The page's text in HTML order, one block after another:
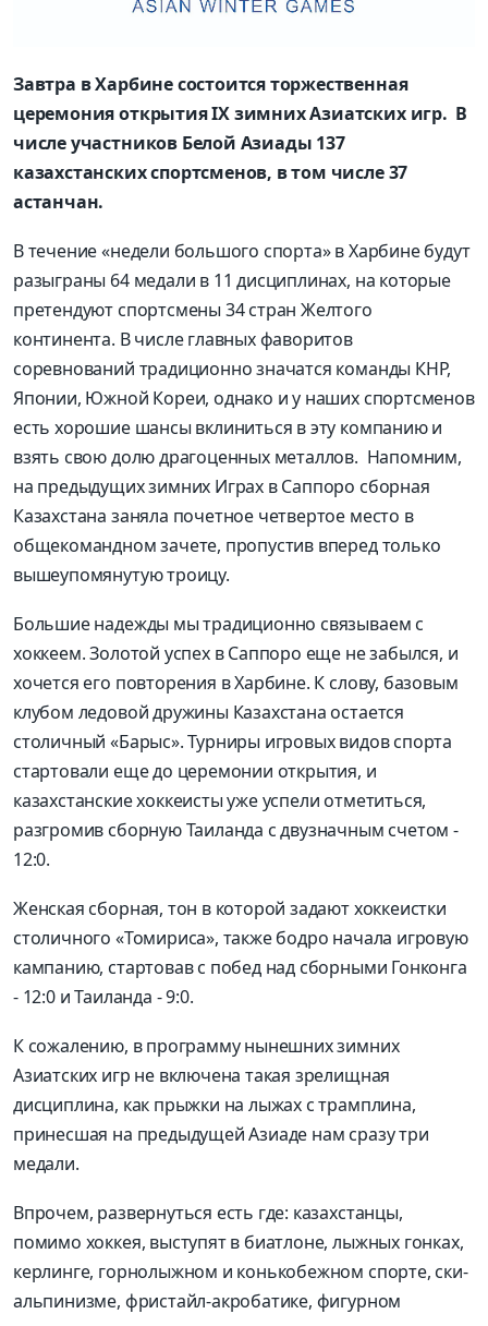
Завтра в Харбине состоится торжественная
церемония открытия IX зимних Азиатских игр. В
числе участников Белой Азиады 137
казахстанских спортсменов, в том числе 37
астанчан.
В течение «недели большого спорта» в Харбине будут
разыграны 64 медали в 11 дисциплинах, на которые
претендуют спортсмены 34 стран Желтого
континента. В числе главных фаворитов
соревнований традиционно значатся команды КНР,
Японии, Южной Кореи, однако и у наших спортсменов
есть хорошие шансы вклиниться в эту компанию и
взять свою долю драгоценных металлов. Напомним,
на предыдущих зимних Играх в Саппоро сборная
Казахстана заняла почетное четвертое место в
общекомандном зачете, пропустив вперед только
вышеупомянутую троицу.
Большие надежды мы традиционно связываем с
хоккеем. Золотой успех в Саппоро еще не забылся, и
хочется его повторения в Харбине. К слову, базовым
клубом ледовой дружины Казахстана остается
столичный «Барыс». Турниры игровых видов спорта
стартовали еще до церемонии открытия, и
казахстанские хоккеисты уже успели отметиться,
разгромив сборную Таиланда с двузначным счетом -
12:0.
Женская сборная, тон в которой задают хоккеистки
столичного «Томириса», также бодро начала игровую
кампанию, стартовав с побед над сборными Гонконга
- 12:0 и Таиланда - 9:0.
К сожалению, в программу нынешних зимних
Азиатских игр не включена такая зрелищная
дисциплина, как прыжки на лыжах с трамплина,
принесшая на предыдущей Азиаде нам сразу три
медали.
Впрочем, развернуться есть где: казахстанцы,
помимо хоккея, выступят в биатлоне, лыжных гонках,
керлинге, горнолыжном и конькобежном спорте, ски-
альпинизме, фристайл-акробатике, фигурном